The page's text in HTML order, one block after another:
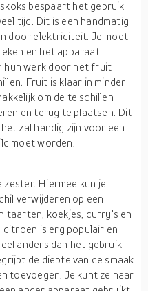
bespaart het gebruik
tijd. Dit is een handmatig
door elektriciteit. Je moet
en het apparaat
hun werk door het fruit
Fruit is klaar in minder
om de te schillen
en terug te plaatsen. Dit
zal handig zijn voor een
moet worden.
Hiermee kun je
verwijderen op een
taarten, koekjes, curry's en
citroen is erg populair en
anders dan het gebruik
de diepte van de smaak
toevoegen. Je kunt ze naar